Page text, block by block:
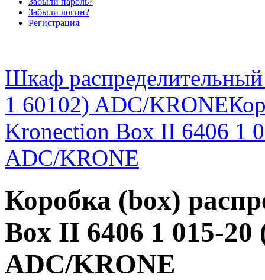
Забыли логин?
Регистрация
Шкаф
1 60102) ADC/KRONE
Kronection Box II 6406 1
ADC/KRONE
Коробка (box)
Box II 6406 1 015-20
ADC/KRONE